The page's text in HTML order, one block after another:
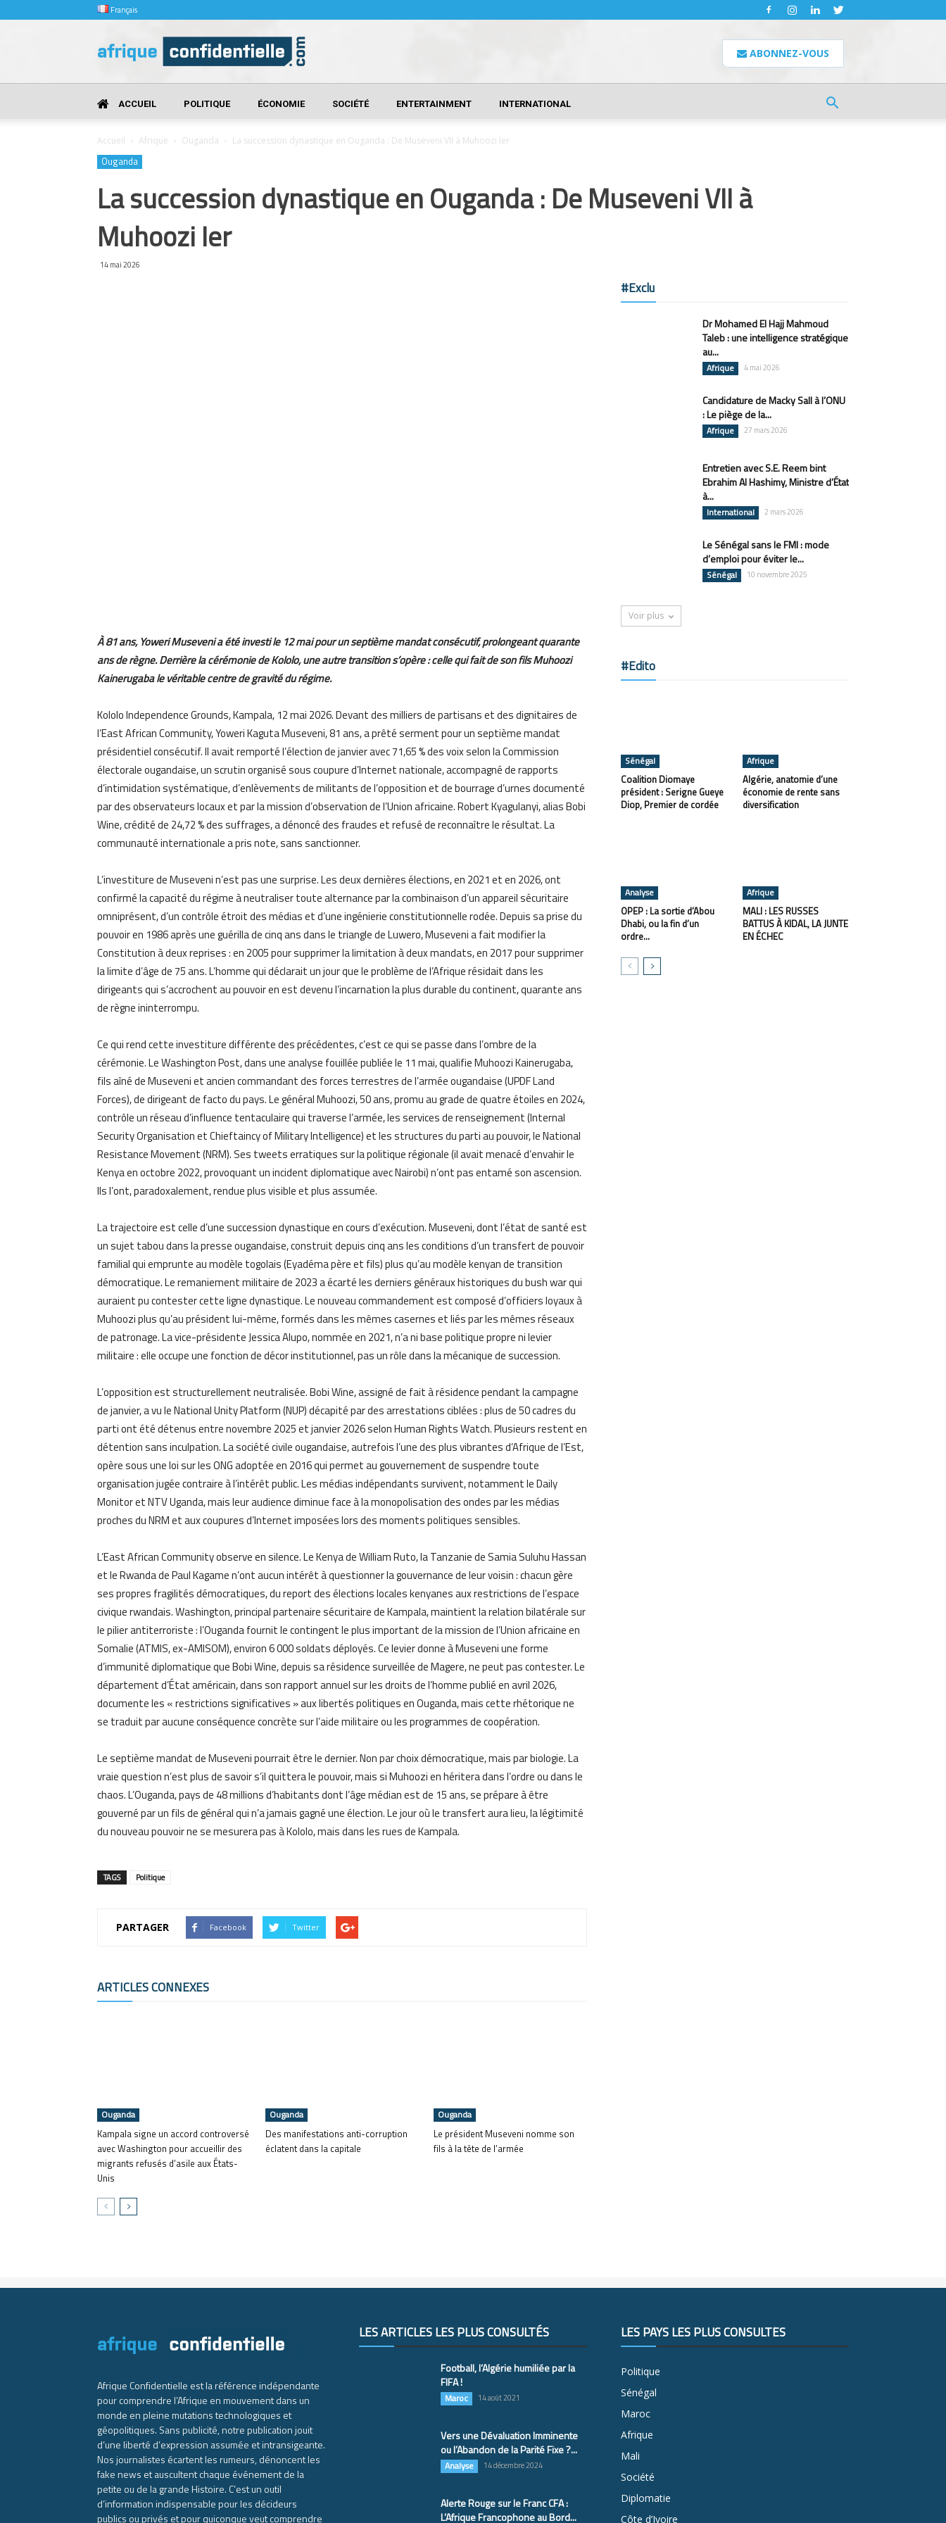
Français
Confidentielle
ABONNEZ-VOUS
ACCUEIL POLITIQUE ÉCONOMIE SOCIÉTÉ ENTERTAINMENT INTERNATIONAL
Accueil Afrique Ouganda La succession dynastique en Ouganda : De Museveni VII à Muhoozi Ier
Ouganda
La succession dynastique en Ouganda : De Museveni VII à
Muhoozi Ier
14 mai 2026
À 81 ans, Yoweri Museveni a été investi le 12 mai pour un septième mandat consécutif, prolongeant quarante
ans de règne. Derrière la cérémonie de Kololo, une autre transition s’opère : celle qui fait de son fils Muhoozi
Kainerugaba le véritable centre de gravité du régime.
Kololo Independence Grounds, Kampala, 12 mai 2026. Devant des milliers de partisans et des dignitaires de
l’East African Community, Yoweri Kaguta Museveni, 81 ans, a prêté serment pour un septième mandat
présidentiel consécutif. Il avait remporté l’élection de janvier avec 71,65 % des voix selon la Commission
électorale ougandaise, un scrutin organisé sous coupure d’Internet nationale, accompagné de rapports
d’intimidation systématique, d’enlèvements de militants de l’opposition et de bourrage d’urnes documenté
par des observateurs locaux et par la mission d’observation de l’Union africaine. Robert Kyagulanyi, alias Bobi
Wine, crédité de 24,72 % des suffrages, a dénoncé des fraudes et refusé de reconnaître le résultat. La
communauté internationale a pris note, sans sanctionner.
L’investiture de Museveni n’est pas une surprise. Les deux dernières élections, en 2021 et en 2026, ont
confirmé la capacité du régime à neutraliser toute alternance par la combinaison d’un appareil sécuritaire
omniprésent, d’un contrôle étroit des médias et d’une ingénierie constitutionnelle rodée. Depuis sa prise du
pouvoir en 1986 après une guérilla de cinq ans dans le triangle de Luwero, Museveni a fait modifier la
Constitution à deux reprises : en 2005 pour supprimer la limitation à deux mandats, en 2017 pour supprimer
la limite d’âge de 75 ans. L’homme qui déclarait un jour que le problème de l’Afrique résidait dans les
dirigeants qui s’accrochent au pouvoir en est devenu l’incarnation la plus durable du continent, quarante ans
de règne ininterrompu.
Ce qui rend cette investiture différente des précédentes, c’est ce qui se passe dans l’ombre de la
cérémonie. Le Washington Post, dans une analyse fouillée publiée le 11 mai, qualifie Muhoozi Kainerugaba,
fils aîné de Museveni et ancien commandant des forces terrestres de l’armée ougandaise (UPDF Land
Forces), de dirigeant de facto du pays. Le général Muhoozi, 50 ans, promu au grade de quatre étoiles en 2024,
contrôle un réseau d’influence tentaculaire qui traverse l’armée, les services de renseignement (Internal
Security Organisation et Chieftaincy of Military Intelligence) et les structures du parti au pouvoir, le National
Resistance Movement (NRM). Ses tweets erratiques sur la politique régionale (il avait menacé d’envahir le
Kenya en octobre 2022, provoquant un incident diplomatique avec Nairobi) n’ont pas entamé son ascension.
Ils l’ont, paradoxalement, rendue plus visible et plus assumée.
La trajectoire est celle d’une succession dynastique en cours d’exécution. Museveni, dont l’état de santé est
un sujet tabou dans la presse ougandaise, construit depuis cinq ans les conditions d’un transfert de pouvoir
familial qui emprunte au modèle togolais (Eyadéma père et fils) plus qu’au modèle kenyan de transition
démocratique. Le remaniement militaire de 2023 a écarté les derniers généraux historiques du bush war qui
auraient pu contester cette ligne dynastique. Le nouveau commandement est composé d’officiers loyaux à
Muhoozi plus qu’au président lui-même, formés dans les mêmes casernes et liés par les mêmes réseaux
de patronage. La vice-présidente Jessica Alupo, nommée en 2021, n’a ni base politique propre ni levier
militaire : elle occupe une fonction de décor institutionnel, pas un rôle dans la mécanique de succession.
L’opposition est structurellement neutralisée. Bobi Wine, assigné de fait à résidence pendant la campagne
de janvier, a vu le National Unity Platform (NUP) décapité par des arrestations ciblées : plus de 50 cadres du
parti ont été détenus entre novembre 2025 et janvier 2026 selon Human Rights Watch. Plusieurs restent en
détention sans inculpation. La société civile ougandaise, autrefois l’une des plus vibrantes d’Afrique de l’Est,
opère sous une loi sur les ONG adoptée en 2016 qui permet au gouvernement de suspendre toute
organisation jugée contraire à l’intérêt public. Les médias indépendants survivent, notamment le Daily
Monitor et NTV Uganda, mais leur audience diminue face à la monopolisation des ondes par les médias
proches du NRM et aux coupures d’Internet imposées lors des moments politiques sensibles.
L’East African Community observe en silence. Le Kenya de William Ruto, la Tanzanie de Samia Suluhu Hassan
et le Rwanda de Paul Kagame n’ont aucun intérêt à questionner la gouvernance de leur voisin : chacun gère
ses propres fragilités démocratiques, du report des élections locales kenyanes aux restrictions de l’espace
civique rwandais. Washington, principal partenaire sécuritaire de Kampala, maintient la relation bilatérale sur
le pilier antiterroriste : l’Ouganda fournit le contingent le plus important de la mission de l’Union africaine en
Somalie (ATMIS, ex-AMISOM), environ 6 000 soldats déployés. Ce levier donne à Museveni une forme
d’immunité diplomatique que Bobi Wine, depuis sa résidence surveillée de Magere, ne peut pas contester. Le
département d’État américain, dans son rapport annuel sur les droits de l’homme publié en avril 2026,
documente les « restrictions significatives » aux libertés politiques en Ouganda, mais cette rhétorique ne
se traduit par aucune conséquence concrète sur l’aide militaire ou les programmes de coopération.
Le septième mandat de Museveni pourrait être le dernier. Non par choix démocratique, mais par biologie. La
vraie question n’est plus de savoir s’il quittera le pouvoir, mais si Muhoozi en héritera dans l’ordre ou dans le
chaos. L’Ouganda, pays de 48 millions d’habitants dont l’âge médian est de 15 ans, se prépare à être
gouverné par un fils de général qui n’a jamais gagné une élection. Le jour où le transfert aura lieu, la légitimité
du nouveau pouvoir ne se mesurera pas à Kololo, mais dans les rues de Kampala.
TAGS Politique
PARTAGER Facebook Twitter
ARTICLES CONNEXES
Ouganda
Kampala signe un accord controversé
avec Washington pour accueillir des
migrants refusés d’asile aux États-
Unis
Ouganda
Des manifestations anti-corruption
éclatent dans la capitale
Ouganda
Le président Museveni nomme son
fils à la tête de l’armée
#Exclu
Dr Mohamed El Hajj Mahmoud
Taleb : une intelligence stratégique
au...
Afrique 4 mai 2026
Candidature de Macky Sall à l’ONU
: Le piège de la...
Afrique 27 mars 2026
Entretien avec S.E. Reem bint
Ebrahim Al Hashimy, Ministre d’État
à...
International 2 mars 2026
Le Sénégal sans le FMI : mode
d’emploi pour éviter le...
Sénégal 10 novembre 2025
Voir plus
#Edito
Sénégal
Coalition Diomaye
président : Serigne Gueye
Diop, Premier de cordée
Afrique
Algérie, anatomie d’une
économie de rente sans
diversification
Analyse
OPEP : La sortie d’Abou
Dhabi, ou la fin d’un
ordre...
Afrique
MALI : LES RUSSES
BATTUS À KIDAL, LA JUNTE
EN ÉCHEC
Afrique Confidentielle est la référence indépendante
pour comprendre l’Afrique en mouvement dans un
monde en pleine mutations technologiques et
géopolitiques. Sans publicité, notre publication jouit
d’une liberté d’expression assumée et intransigeante.
Nos journalistes écartent les rumeurs, dénoncent les
fake news et auscultent chaque événement de la
petite ou de la grande Histoire. C’est un outil
d’information indispensable pour les décideurs
publics ou privés et pour quiconque veut comprendre
LES ARTICLES LES PLUS CONSULTÉS
Football, l’Algérie humiliée par la
FIFA !
Maroc 14 août 2021
Vers une Dévaluation Imminente
ou l’Abandon de la Parité Fixe ?...
Analyse 14 décembre 2024
Alerte Rouge sur le Franc CFA :
L’Afrique Francophone au Bord...
LES PAYS LES PLUS CONSULTÉS
Politique
Sénégal
Maroc
Afrique
Mali
Société
Diplomatie
Côte d’Ivoire